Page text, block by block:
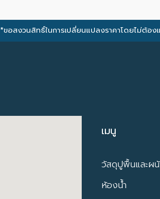
*ขอสงวนสิทธิ์ในการเปลี่ยนแปลงราคาโดยไม่ต้อง
เมนู
วัสดุปูพื้นและผ
ห้องน้ำ